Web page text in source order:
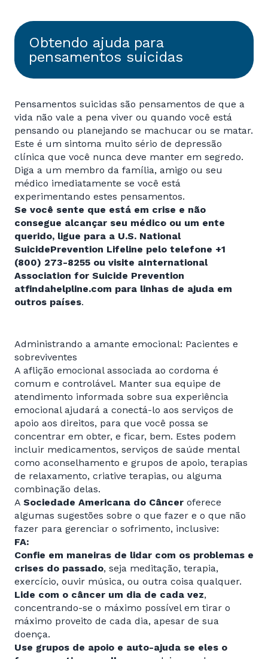
Obtendo ajuda para
pensamentos suicidas
Pensamentos suicidas são pensamentos de que a
vida não vale a pena viver ou quando você está
pensando ou planejando se machucar ou se matar.
Este é um sintoma muito sério de depressão
clínica que você nunca deve manter em segredo.
Diga a um membro da família, amigo ou seu
médico imediatamente se você está
experimentando estes pensamentos.
Se você sente que está em crise e não
consegue alcançar seu médico ou um ente
querido, ligue para a U.S. National
SuicidePrevention Lifeline pelo telefone +1
(800) 273-8255 ou visite aInternational
Association for Suicide Prevention
atfindahelpline.com para linhas de ajuda em
outros países.
Administrando a amante emocional: Pacientes e
sobreviventes
A aflição emocional associada ao cordoma é
comum e controlável. Manter sua equipe de
atendimento informada sobre sua experiência
emocional ajudará a conectá-lo aos serviços de
apoio aos direitos, para que você possa se
concentrar em obter, e ficar, bem. Estes podem
incluir medicamentos, serviços de saúde mental
como aconselhamento e grupos de apoio, terapias
de relaxamento, criative terapias, ou alguma
combinação delas.
A Sociedade Americana do Câncer oferece
algumas sugestões sobre o que fazer e o que não
fazer para gerenciar o sofrimento, inclusive:
FA:
Confie em maneiras de lidar com os problemas e
crises do passado, seja meditação, terapia,
exercício, ouvir música, ou outra coisa qualquer.
Lide com o câncer um dia de cada vez,
concentrando-se o máximo possível em tirar o
máximo proveito de cada dia, apesar de sua
doença.
Use grupos de apoio e auto-ajuda se eles o